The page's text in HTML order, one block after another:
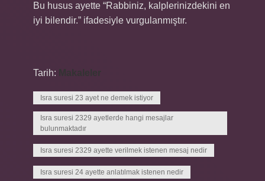
Bu husus ayette “Rabbiniz, kalplerinizdekini en
iyi bilendir.” ifadesiyle vurgulanmıştır.
Tarih: Makaleler
Isra suresi 23 ayet ne demek istiyor
Isra suresi 2329 ayetlerde hangi mesajlar
bulunmaktadır
Isra suresi 2329 ayette verilmek istenen mesaj nedir
Isra suresi 24 ayette anlatılmak istenen nedir